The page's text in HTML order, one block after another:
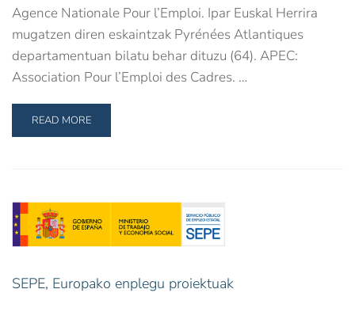
Agence Nationale Pour l’Emploi. Ipar Euskal Herrira
mugatzen diren eskaintzak Pyrénées Atlantiques
departamentuan bilatu behar dituzu (64). APEC:
Association Pour l’Emploi des Cadres. …
READ MORE
SEPE, Europako enplegu proiektuak